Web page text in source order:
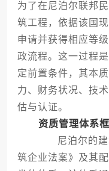
为了在尼泊尔联邦
筑工程，依据该国
申请并获得相应等
政流程。这一过程
定前置条件，其本
力、财务状况、技
估与认证。
资质管理体系
尼泊尔的建
筑企业法案》及其